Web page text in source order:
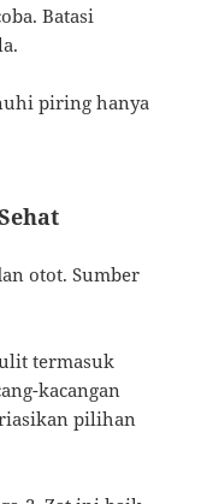
Batasi
piring hanya
otot. Sumber
termasuk
kacangan
pilihan